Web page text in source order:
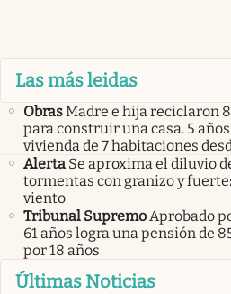
Las más leidas
ObrasMadre e hija reciclaron
para construir una casa. 5
vivienda de 7 habitaciones
Alerta Se aproxima el diluvio
tormentas con granizo y
viento
Tribunal SupremoAprobado
61 años logra una pensión de
por 18 años
Últimas Noticias